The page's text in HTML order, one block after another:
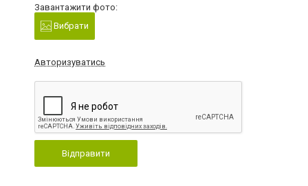
Завантажити фото:
Вибрати
Авторизуватись
Відправити